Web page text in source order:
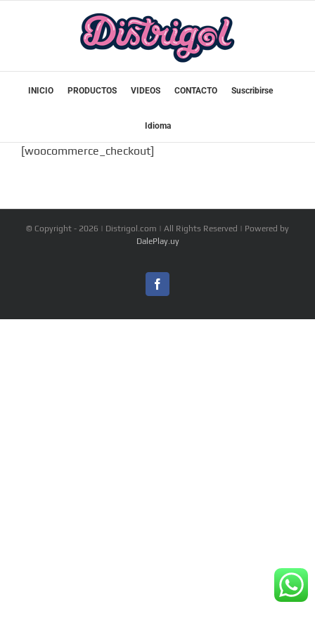
INICIO PRODUCTOS VIDEOS CONTACTO Suscribirse
Idioma
[woocommerce_checkout]
© Copyright - 2026 | Distrigol.com | All Rights Reserved | Powered by
DalePlay.uy
Facebook